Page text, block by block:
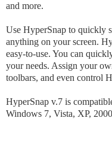
and more.
Use HyperSnap to quickly
anything on your screen.
easy-to-use. You can
your needs. Assign your
toolbars, and even control
HyperSnap v.7 is
Windows 7, Vista, XP,